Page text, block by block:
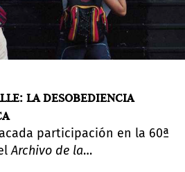
LA DESOBEDIENCIA
participación en la 60ª
Archivo de la